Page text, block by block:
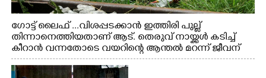
ഗോട്ട് ലൈഫ് ...വിശപ്പടക്കാൻ ഇത്തിരി പുല്ല്
തിന്നാനെത്തിയതാണ് ആട്. തെരുവ് നായ്ക്കൾ കടിച്ച്
കീറാൻ വന്നതോടെ വയറിന്റെ ആന്തൽ മറന്ന് ജീവന്
വേണ്ടിയായി ഓട്ടം. എറണാകുളം വാത്തുരുത്തിയിൽ
നിന്നുള്ള കാഴ്ച